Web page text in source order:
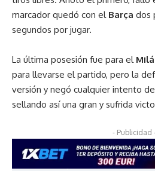
marcador quedó con el Barça dos
segundos por jugar.
La última posesión fue para el
para llevarse el partido, pero la
versión y negó cualquier intento
sellando así una gran y sufrida
- Publicidad